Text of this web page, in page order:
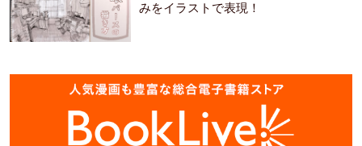
みをイラストで表現！